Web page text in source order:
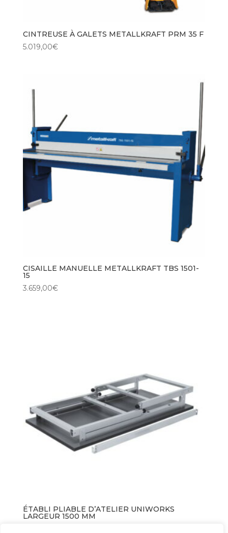
CINTREUSE À GALETS METALLKRAFT PRM 35 F
5.019,00€
CISAILLE MANUELLE METALLKRAFT TBS 1501-
15
3.659,00€
ÉTABLI PLIABLE D’ATELIER UNIWORKS
LARGEUR 1500 MM